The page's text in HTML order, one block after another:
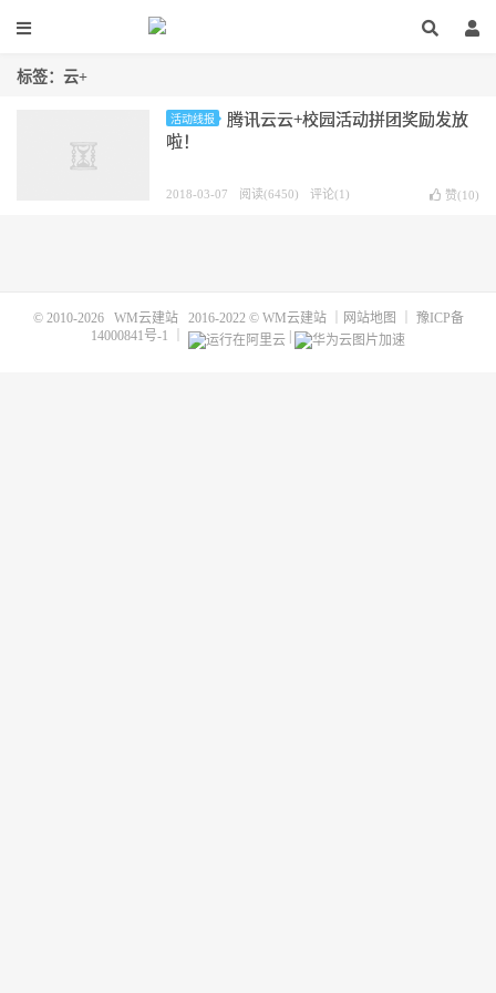
标签：云+
活动线报
腾讯云云+校园活动拼团奖励发放
啦！
2018-03-07 阅读(6450) 评论(1) 赞(10)
© 2010-2026 WM云建站2016-2022 © WM云建站｜ 网站地图
豫ICP备
14000841号-1